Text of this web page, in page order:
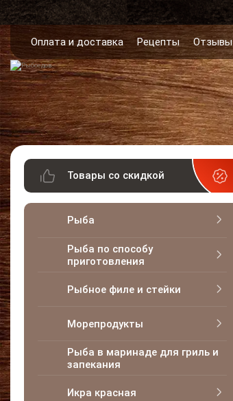
Оплата и доставка Рецепты Отзывы
Товары со скидкой
Рыба
Рыба по способу
приготовления
Рыбное филе и стейки
Морепродукты
Рыба в маринаде для гриль и
запекания
Икра красная